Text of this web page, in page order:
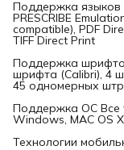
Поддержка языков
PRESCRIBE
compatible), PDF
TIFF Direct Print
Поддержка
шрифта (Calibri), 4
45 одномерных
Поддержка ОС Все
Windows, MAC OS
Технологии